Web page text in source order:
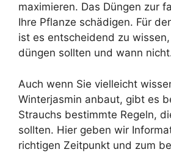
maximieren. Das Düngen zur
Ihre Pflanze schädigen. Für
ist es entscheidend zu
düngen sollten und wann
Auch wenn Sie vielleicht
Winterjasmin anbaut, gibt es
Strauchs bestimmte Regeln,
sollten. Hier geben wir
richtigen Zeitpunkt und zum